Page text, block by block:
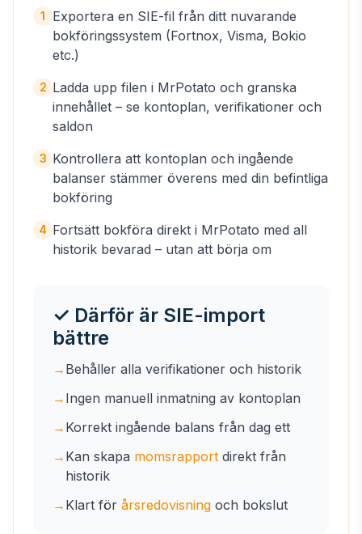
1
Exportera en SIE-fil från ditt nuvarande
bokföringssystem (Fortnox, Visma, Bokio
etc.)
2 Ladda upp filen i MrPotato och granska
innehållet – se kontoplan, verifikationer och
saldon
3 Kontrollera att kontoplan och ingående
balanser stämmer överens med din befintliga
bokföring
4 Fortsätt bokföra direkt i MrPotato med all
historik bevarad – utan att börja om
✓ Därför är SIE-import
bättre
→ Behåller alla verifikationer och historik
→ Ingen manuell inmatning av kontoplan
→ Korrekt ingående balans från dag ett
→ Kan skapa momsrapport direkt från
historik
→ Klart för årsredovisning och bokslut